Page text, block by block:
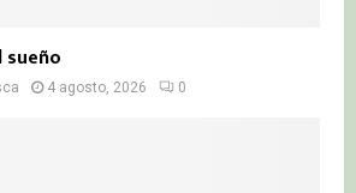
sueño
4 agosto, 2026 0